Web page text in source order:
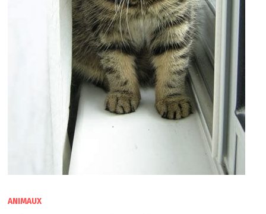
ANIMAUX